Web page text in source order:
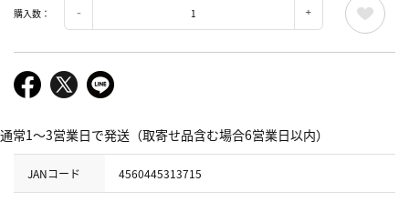
購入数：
通常1～3営業日で発送（取寄せ品含む場合6営業日以内）
JANコード 4560445313715